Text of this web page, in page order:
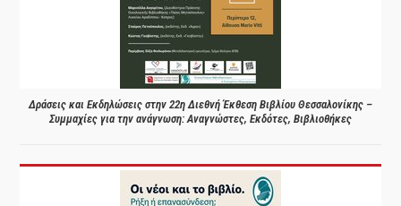
Δράσεις και Εκδηλώσεις στην 22η Διεθνή Έκθεση Βιβλίου Θεσσαλονίκης –
Συμμαχίες για την ανάγνωση: Αναγνώστες, Εκδότες, Βιβλιοθήκες